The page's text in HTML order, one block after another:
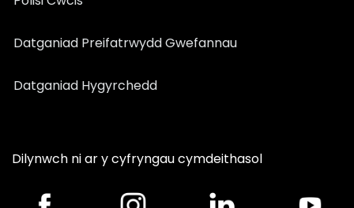
Datganiad Preifatrwydd Gwefannau
Datganiad Hygyrchedd
Dilynwch ni ar y cyfryngau cymdeithasol